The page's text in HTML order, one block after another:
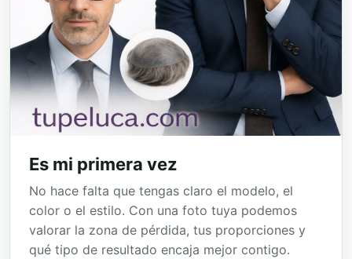
Es mi primera vez
No hace falta que tengas claro el modelo, el
color o el estilo. Con una foto tuya podemos
valorar la zona de pérdida, tus proporciones y
qué tipo de resultado encaja mejor contigo.